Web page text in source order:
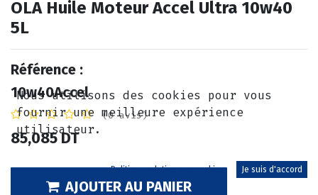
OLA Huile Moteur Accel Ultra 10w40
5L
Référence :
10w40Accel
(0 avis)
85,085DT
AJOUTER AU PANIER
Nous utilisons des cookies pour vous
fournir une meilleure expérience
utilisateur.
Politique relative aux cookies Je suis d'accord